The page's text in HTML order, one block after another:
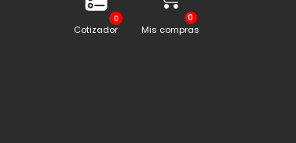
0
Cotizador Mis compras